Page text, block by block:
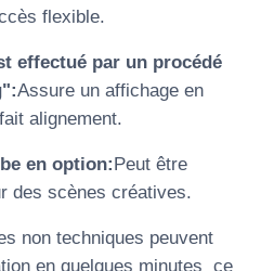
flexible.
effectué par un procédé
Assure un affichage en
alignement.
en option:Peut être
des scènes créatives.
non techniques peuvent
en quelques minutes  ce